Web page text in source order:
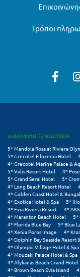
Νέα Στύρα Εύβοιας
Νέοι Πόροι Πιερίας
Ξ
Ξυλόκαστρο
Ο
Ορεινή Αρκαδία
Ορεινή Ναυπακτία
Τρόποι
ΔΗΜΟΦΙΛΗ ΞΕΝΟΔΟΧΕΙΑ
5* Mandola Rosa at Riviera
5* Grecotel Filoxenia Hotel
4* Grecotel Marine Palace &
5* Valis Resort Hotel
4*
5* Grand Serai Hotel
5*
4* Long Beach Resort Hotel
4* Golden Coast Hotel &
4* Exotica Hotel & Spa
5*
4* Evia Riviera Resort
4*
4* Maranton Beach Hotel
5*
4* Florida Blue Bay
5* Blue
4* Xenia Poros Image
4*
4* Dolphin Bay Seaside Resort
4* Olympic Village Hotel & Spa
4* Mouzaki Palace Hotel & Spa
4* Alykanas Beach Grand Hotel
4* Brown Beach Evia Island